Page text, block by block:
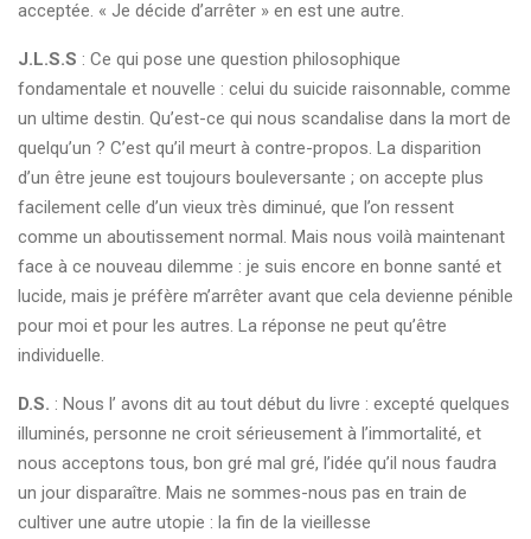
acceptée. « Je décide d’arrêter » en est une autre.
J.L.S.S : Ce qui pose une question philosophique
fondamentale et nouvelle : celui du suicide raisonnable, comme
un ultime destin. Qu’est-ce qui nous scandalise dans la mort de
quelqu’un ? C’est qu’il meurt à contre-propos. La disparition
d’un être jeune est toujours bouleversante ; on accepte plus
facilement celle d’un vieux très diminué, que l’on ressent
comme un aboutissement normal. Mais nous voilà maintenant
face à ce nouveau dilemme : je suis encore en bonne santé et
lucide, mais je préfère m’arrêter avant que cela devienne pénible
pour moi et pour les autres. La réponse ne peut qu’être
individuelle.
D.S. : Nous l’ avons dit au tout début du livre : excepté quelques
illuminés, personne ne croit sérieusement à l’immortalité, et
nous acceptons tous, bon gré mal gré, l’idée qu’il nous faudra
un jour disparaître. Mais ne sommes-nous pas en train de
cultiver une autre utopie : la fin de la vieillesse